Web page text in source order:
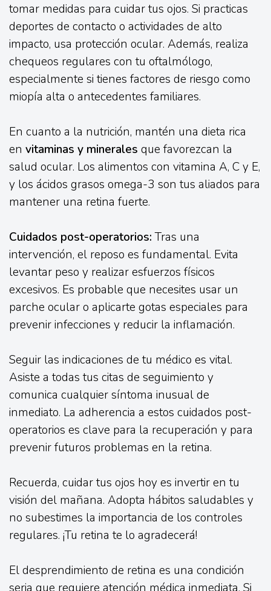
tomar medidas para cuidar tus ojos. Si practicas
deportes de contacto o actividades de alto
impacto, usa protección ocular. Además, realiza
chequeos regulares con tu oftalmólogo,
especialmente si tienes factores de riesgo como
miopía alta o antecedentes familiares.
En cuanto a la nutrición, mantén una dieta rica
en vitaminas y minerales que favorezcan la
salud ocular. Los alimentos con vitamina A, C y E,
y los ácidos grasos omega-3 son tus aliados para
mantener una retina fuerte.
Cuidados post-operatorios:Tras una
intervención, el reposo es fundamental. Evita
levantar peso y realizar esfuerzos físicos
excesivos. Es probable que necesites usar un
parche ocular o aplicarte gotas especiales para
prevenir infecciones y reducir la inflamación.
Seguir las indicaciones de tu médico es vital.
Asiste a todas tus citas de seguimiento y
comunica cualquier síntoma inusual de
inmediato. La adherencia a estos cuidados post-
operatorios es clave para la recuperación y para
prevenir futuros problemas en la retina.
Recuerda, cuidar tus ojos hoy es invertir en tu
visión del mañana. Adopta hábitos saludables y
no subestimes la importancia de los controles
regulares. ¡Tu retina te lo agradecerá!
El desprendimiento de retina es una condición